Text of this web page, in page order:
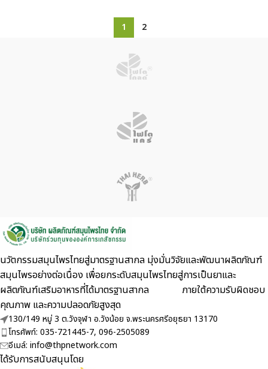
1 2
นวัตกรรมสมุนไพรไทยสู่มาตรฐานสากล มุ่งมั่นวิจัยและพัฒนาผลิตภัณฑ์
สมุนไพรอย่างต่อเนื่อง เพื่อยกระดับสมุนไพรไทยสู่การเป็นยาและ
ผลิตภัณฑ์เสริมอาหารที่ได้มาตรฐานสากล ภายใต้ความรับผิดชอบ
คุณภาพ และความปลอดภัยสูงสุด
130/149 หมู่ 3 ต.วังจุฬา อ.วังน้อย จ.พระนครศรีอยุธยา 13170
โทรศัพท์: 035-721445-7, 096-2505089
อีเมล์: info@thpnetwork.com
ได้รับการสนับสนุนโดย